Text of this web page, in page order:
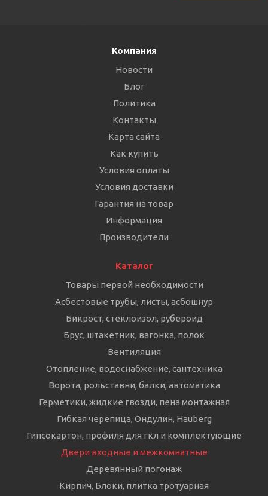
Компания
Новости
Блог
Политика
Контакты
Карта сайта
Как купить
Условия оплаты
Условия доставки
Гарантия на товар
Информация
Производители
Каталог
Товары первой необходимости
Асбестовые трубы, листы, асбошнур
Бикрост, стеклоизол, рубероид
Брус, штакетник, вагонка, полок
Вентиляция
Отопление, водоснабжение, сантехника
Ворота, рольставни, балки, автоматика
Герметики, жидкие гвозди, пена монтажная
Гибкая черепица, Ондулин, Hauberg
Гипсокартон, профиля для гкл и комплектующие
Двери входные и межкомнатные
Деревянный погонаж
Кирпич, Блоки, плитка тротуарная